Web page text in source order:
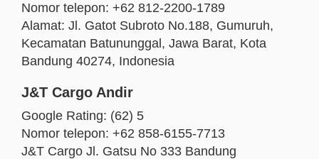
Nomor telepon: +62 812-2200-1789
Alamat: Jl. Gatot Subroto No.188, Gumuruh,
Kecamatan Batununggal, Jawa Barat, Kota
Bandung 40274, Indonesia
J&T Cargo Andir
Google Rating: (62) 5
Nomor telepon: +62 858-6155-7713
J&T Cargo Jl. Gatsu No 333 Bandung